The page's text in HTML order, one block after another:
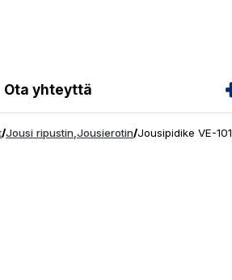
Ota yhteyttä
/Jousi ripustin,Jousierotin/Jousipidike VE-101